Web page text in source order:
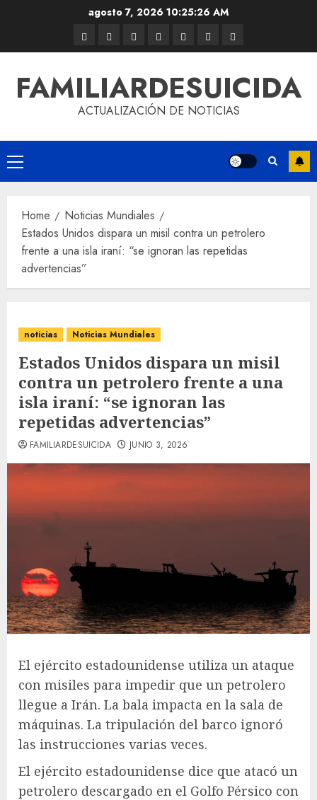
agosto 7, 2026 10:25:26 AM
FAMILIARDESUICIDA
ACTUALIZACIÓN DE NOTICIAS
Home
Noticias Mundiales
Estados Unidos dispara un misil contra un petrolero
frente a una isla iraní: “se ignoran las repetidas
advertencias”
noticias Noticias Mundiales
Estados Unidos dispara un misil
contra un petrolero frente a una
isla iraní: “se ignoran las
repetidas advertencias”
FAMILIARDESUICIDA JUNIO 3, 2026
El ejército estadounidense utiliza un ataque
con misiles para impedir que un petrolero
llegue a Irán. La bala impacta en la sala de
máquinas. La tripulación del barco ignoró
las instrucciones varias veces.
El ejército estadounidense dice que atacó un
petrolero descargado en el Golfo Pérsico con